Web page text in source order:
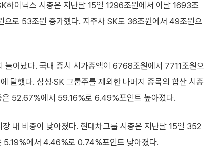
하이닉스 시총은 지난달 15일 1296조원에서 이날 1693조
로 53조원 증가했다. 지주사 SK도 36조원에서 49조원으
어났다. 국내 증시 시가총액이 6768조원에서 7711조원으
달했다. 삼성·SK 그룹주를 제외한 나머지 종목의 합산 시총
은 52.67%에서 59.16%로 6.49%포인트 높아졌다.
장 내 비중이 낮아졌다. 현대차그룹 시총은 지난달 15일 352
5.19%에서 4.46%로 0.74%포인트 낮아졌다.